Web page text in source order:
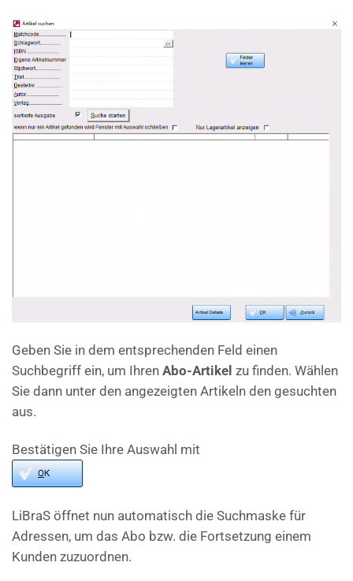
Geben Sie in dem entsprechenden Feld einen
Suchbegriff ein, um Ihren Abo-Artikel zu finden. Wählen
Sie dann unter den angezeigten Artikeln den gesuchten
aus.
Bestätigen Sie Ihre Auswahl mit
LiBraS öffnet nun automatisch die Suchmaske für
Adressen, um das Abo bzw. die Fortsetzung einem
Kunden zuzuordnen.